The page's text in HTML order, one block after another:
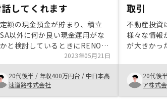
してくれます
額の現金預金が貯まり、積立
以外に何か良い現金運用がな
と検討しているときにRENOSY
出会いました。不動産投資は漠然
いイメージがありましたが、営
さんの裏打ちされた物件や
の説明を受け、許容リスク
み購入を決めました。営業さん
2023年05月21日
20代後半 / 年収400万円台 / 中日本高
速道路株式会社
取引
不動産投資
様々な情報
が大きかっ
丁寧に説
スクが明確
先、不動
ませんが、
に臨めそう
20代後半
ア株式